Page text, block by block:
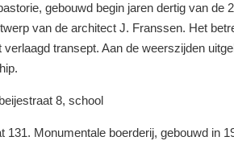
gebouwd begin jarendertig van de
van de architectJ. Franssen. Het
verlaagd transept.Aandeweerszijden
8,school
131. Monumentale boerderij,gebouwd in